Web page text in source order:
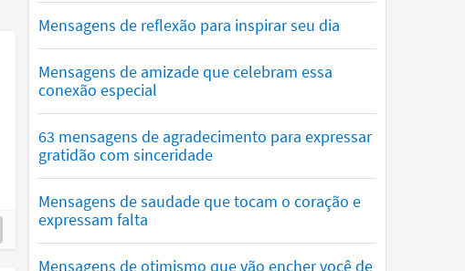
Mensagens de reflexão para inspirar seu dia
Mensagens de amizade que celebram essa
conexão especial
63 mensagens de agradecimento para expressar
gratidão com sinceridade
Mensagens de saudade que tocam o coração e
expressam falta
Mensagens de otimismo que vão encher você de